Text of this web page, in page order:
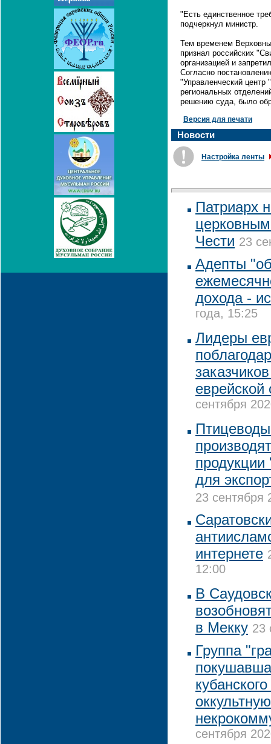
"Есть единственное
подчеркнул министр.
Тем временем
признал российских
организацией и
Согласно
"Управленческий
региональных
решению суда, было
Версия для печати
Новости
Настройка ленты
Патриарх
Чести 23
Адепты
дохода -
года, 15:25
Лидеры
сентября
для
23 сентября
интернете
12:00
В
в Мекку 23
Группа
сентября